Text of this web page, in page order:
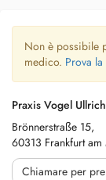
Non è possibile
medico. Prova
Praxis Vogel Ullrich
Brönnerstraße 15,
60313 Frankfurt am
Chiamare per